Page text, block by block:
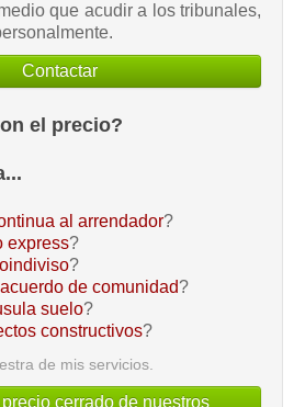
que acudir a los tribunales,
Contactar
el precio?
al arrendador?
express?
?
de comunidad?
suelo?
constructivos?
de mis servicios.
cerrado de nuestros